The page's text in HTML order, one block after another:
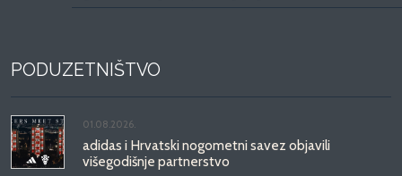
PODUZETNIŠTVO
01.08.2026.
adidas i Hrvatski nogometni savez objavili
višegodišnje partnerstvo